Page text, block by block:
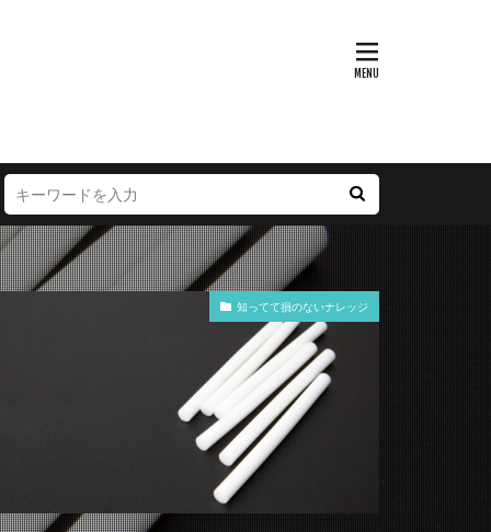
知ってて損のないナレッジ